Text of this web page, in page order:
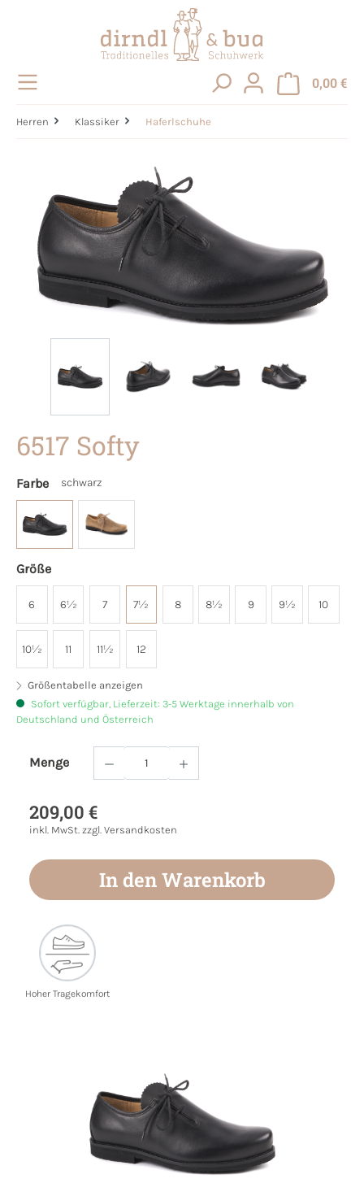
0,00 €
Herren Klassiker Haferlschuhe
Bildergalerie überspringen
6517 Softy
Farbe schwarz
Größe
6 6½ 7 7½ 8 8½ 9 9½ 10
10½ 11 11½ 12
Größentabelle anzeigen
Sofort verfügbar, Lieferzeit: 3-5 Werktage innerhalb von
Deutschland und Österreich
Menge
Produkt Anzahl: Gib den gewünschten
209,00 €
inkl. MwSt. zzgl. Versandkosten
In den Warenkorb
Hoher Tragekomfort